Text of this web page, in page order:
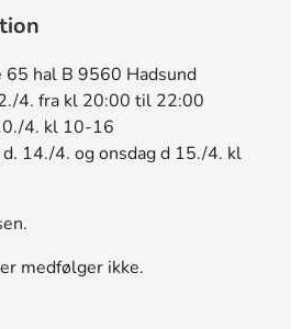
17:03:29 - 27.03.2026
12:17:40 - 27.03.2026
hal B 9560 Hadsund
4. fra kl 20:00 til 22:00
4. kl 10-16
14./4. og onsdag d 15./4. kl
medfølger ikke.